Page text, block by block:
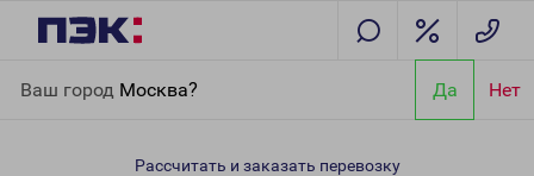
Ваш город Москва? Да Нет
Ангарск
Рассчитать и заказать перевозку